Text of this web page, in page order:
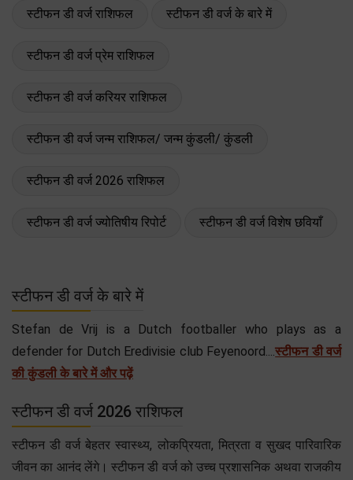
स्टीफन डी वर्ज राशिफल स्टीफन डी वर्ज के बारे में
स्टीफन डी वर्ज प्रेम राशिफल
स्टीफन डी वर्ज करियर राशिफल
स्टीफन डी वर्ज जन्म राशिफल/ जन्म कुंडली/ कुंडली
स्टीफन डी वर्ज 2026 राशिफल
स्टीफन डी वर्ज ज्योतिषीय रिपोर्ट स्टीफन डी वर्ज विशेष छवियाँ
स्टीफन डी वर्ज के बारे में
Stefan de Vrij is a Dutch footballer who plays as a
defender for Dutch Eredivisie club Feyenoord....स्टीफन डी वर्ज
की कुंडली के बारे में और पढ़ें
स्टीफन डी वर्ज 2026 राशिफल
स्टीफन डी वर्ज बेहतर स्वास्थ्य, लोकप्रियता, मित्रता व सुखद पारिवारिक
जीवन का आनंद लेंगे। स्टीफन डी वर्ज को उच्च प्रशासनिक अथवा राजकीय